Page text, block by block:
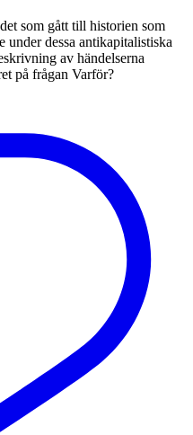
som gått till historien som
under dessa antikapitalistiska
av händelserna
på frågan Varför?